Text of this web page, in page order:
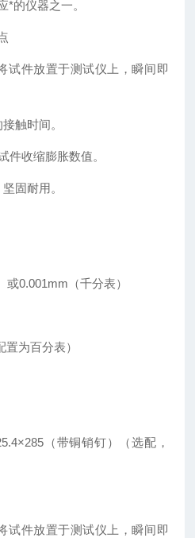
*的仪器之一。
试件放置于测试仪上，瞬间即
触时间。
件收缩膨胀数值。
固耐用。
0.001mm（千分表）
为百分表）
（带铜销钉）（选配，
试件放置于测试仪上，瞬间即